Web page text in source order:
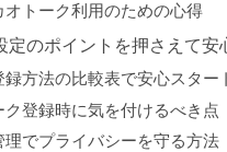
オトーク利用のための心得
定のポイントを押さえて安
録方法の比較表で安心スター
ク登録時に気を付けるべき点
理でプライバシーを守る方法